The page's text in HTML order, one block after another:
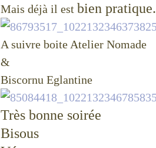
Mais déjà il est bien pratique.
A suivre boite Atelier Nomade
&
Biscornu Eglantine
Très bonne soirée
Bisous